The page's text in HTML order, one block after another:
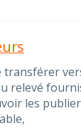
relevé
les